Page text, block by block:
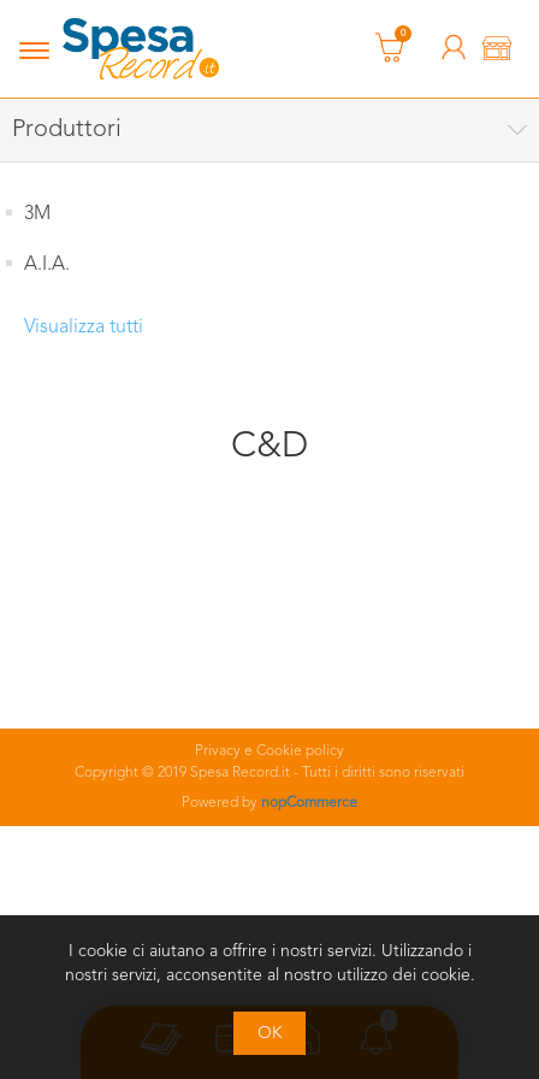
0
Produttori
3M
A.I.A.
Visualizza tutti
C&D
Privacy e Cookie policy
Copyright © 2019 Spesa Record.it - Tutti i diritti sono riservati
Powered by nopCommerce
I cookie ci aiutano a offrire i nostri servizi. Utilizzando i
nostri servizi, acconsentite al nostro utilizzo dei cookie.
OK